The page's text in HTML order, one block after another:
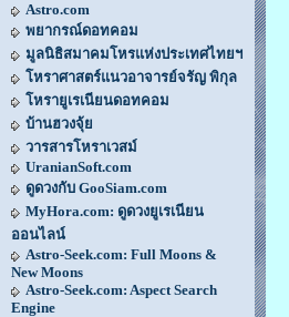
Astro.com
พยากรณ์ดอทคอม
มูลนิธิสมาคมโหรแห่งประเทศไทยฯ
โหราศาสตร์แนวอาจารย์จรัญ พิกุล
โหรายูเรเนียนดอทคอม
บ้านฮวงจุ้ย
วารสารโหราเวสม์
UranianSoft.com
ดูดวงกับ GooSiam.com
MyHora.com: ดูดวงยูเรเนียน
ออนไลน์
Astro-Seek.com: Full Moons &
New Moons
Astro-Seek.com: Aspect Search
Engine